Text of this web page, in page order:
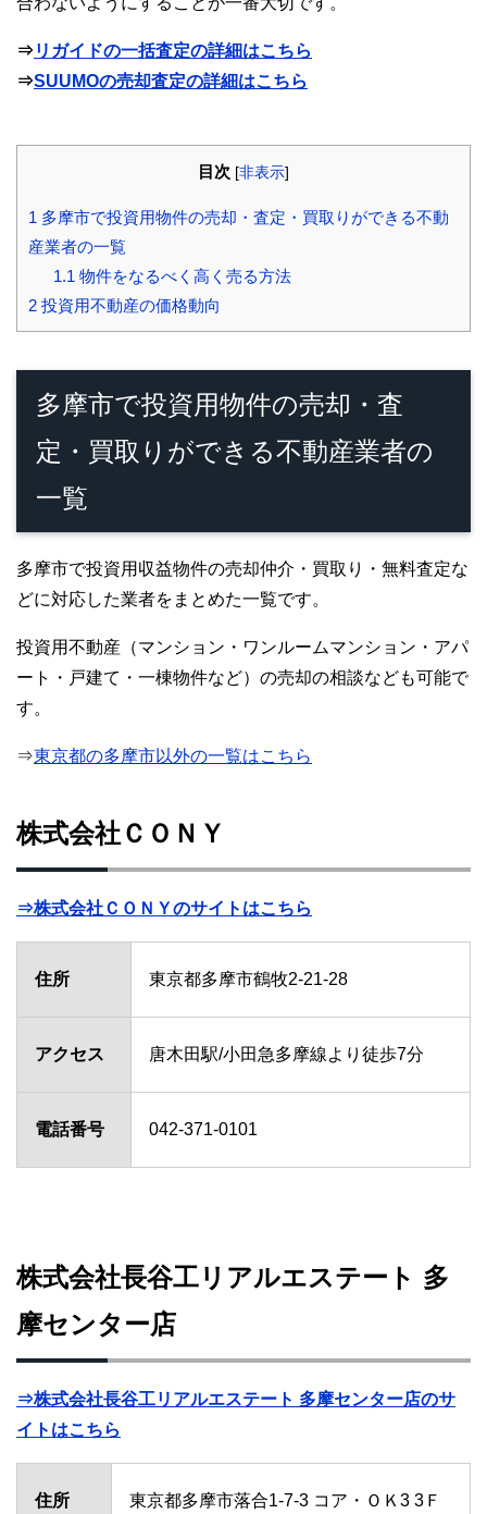
⇒リガイドの一括査定の詳細はこちら
⇒SUUMOの売却査定の詳細はこちら
目次 [非表示]
1 多摩市で投資用物件の売却・査定・買取りができる不動
産業者の一覧
1.1 物件をなるべく高く売る方法
2 投資用不動産の価格動向
多摩市で投資用物件の売却・査
定・買取りができる不動産業者の
一覧
多摩市で投資用収益物件の売却仲介・買取り・無料査定な
どに対応した業者をまとめた一覧です。
投資用不動産（マンション・ワンルームマンション・アパ
ート・戸建て・一棟物件など）の売却の相談なども可能で
す。
⇒東京都の多摩市以外の一覧はこちら
株式会社ＣＯＮＹ
⇒株式会社ＣＯＮＹのサイトはこちら
住所 東京都多摩市鶴牧2-21-28
アクセス 唐木田駅/小田急多摩線より徒歩7分
電話番号 042-371-0101
株式会社長谷工リアルエステート 多
摩センター店
⇒株式会社長谷工リアルエステート 多摩センター店のサ
イトはこちら
住所 東京都多摩市落合1-7-3 コア・ＯＫ3 3Ｆ